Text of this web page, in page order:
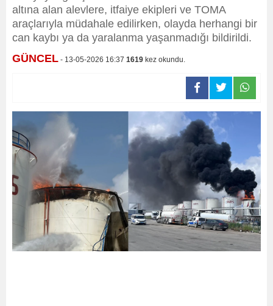
altına alan alevlere, itfaiye ekipleri ve TOMA
araçlarıyla müdahale edilirken, olayda herhangi bir
can kaybı ya da yaralanma yaşanmadığı bildirildi.
GÜNCEL - 13-05-2026 16:37 1619 kez okundu.